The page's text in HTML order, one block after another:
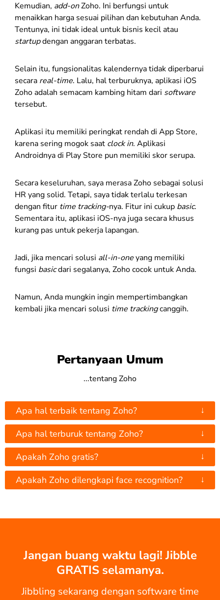
Kemudian, add-onZoho. Ini berfungsi untuk
menaikkan harga sesuai pilihan dan kebutuhan Anda.
Tentunya, ini tidak ideal untuk bisnis kecil atau
startupdengan anggaran terbatas.
Selain itu, fungsionalitas kalendernya tidak diperbarui
secara real-time. Lalu, hal terburuknya, aplikasi iOS
Zoho adalah semacam kambing hitam dari software
tersebut.
Aplikasi itu memiliki peringkat rendah di App Store,
karena sering mogok saat clock in. Aplikasi
Androidnya di Play Store pun memiliki skor serupa.
Secara keseluruhan, saya merasa Zoho sebagai solusi
HR yang solid. Tetapi, saya tidak terlalu terkesan
dengan fitur time tracking-nya. Fitur ini cukup basic.
Sementara itu, aplikasi iOS-nya juga secara khusus
kurang pas untuk pekerja lapangan.
Jadi, jika mencari solusi all-in-oneyang memiliki
fungsi basicdari segalanya, Zoho cocok untuk Anda.
Namun, Anda mungkin ingin mempertimbangkan
kembali jika mencari solusi time trackingcanggih.
Pertanyaan Umum
...tentang Zoho
Apa hal terbaik tentang Zoho? ↓
Apa hal terburuk tentang Zoho? ↓
Apakah Zoho gratis? ↓
Apakah Zoho dilengkapi face recognition? ↓
Jangan buang waktu lagi! Jibble
GRATIS selamanya.
Jibbling sekarang dengan software time